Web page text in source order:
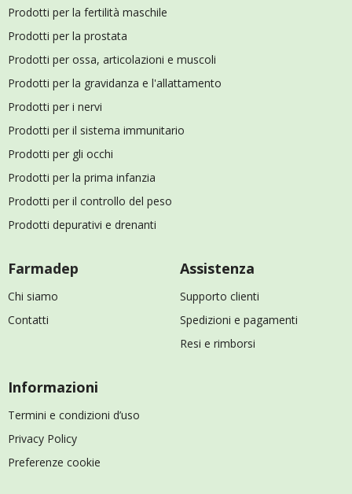
Prodotti per la fertilità maschile
Prodotti per la prostata
Prodotti per ossa, articolazioni e muscoli
Prodotti per la gravidanza e l'allattamento
Prodotti per i nervi
Prodotti per il sistema immunitario
Prodotti per gli occhi
Prodotti per la prima infanzia
Prodotti per il controllo del peso
Prodotti depurativi e drenanti
Farmadep
Chi siamo
Contatti
Assistenza
Supporto clienti
Spedizioni e pagamenti
Resi e rimborsi
Informazioni
Termini e condizioni d’uso
Privacy Policy
Preferenze cookie